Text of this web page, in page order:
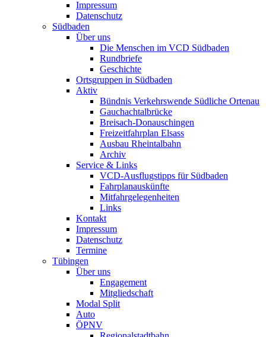
Impressum
Datenschutz
Südbaden
Über uns
Die Menschen im VCD Südbaden
Rundbriefe
Geschichte
Ortsgruppen in Südbaden
Aktiv
Bündnis Verkehrswende Südliche Ortenau
Gauchachtalbrücke
Breisach-Donauschingen
Freizeitfahrplan Elsass
Ausbau Rheintalbahn
Archiv
Service & Links
VCD-Ausflugstipps für Südbaden
Fahrplanauskünfte
Mitfahrgelegenheiten
Links
Kontakt
Impressum
Datenschutz
Termine
Tübingen
Über uns
Engagement
Mitgliedschaft
Modal Split
Auto
ÖPNV